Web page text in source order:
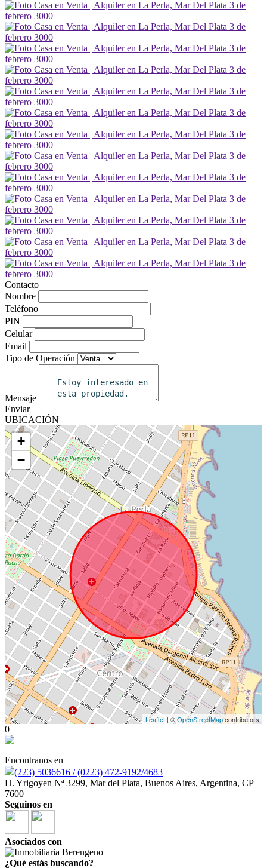
Contacto
Nombre
Teléfono
PIN
Celular
Email
Tipo de Operación
Mensaje
Enviar
UBICACIÓN
+
−
Leaflet | ©OpenStreetMapcontributors
0
Encontranos en
(223) 5036616 / (0223) 472-9192/4683
H. Yrigoyen Nª 3299, Mar del Plata, Buenos Aires, Argentina, CP
7600
Seguinos en
Asociados con
¿Qué estás buscando?